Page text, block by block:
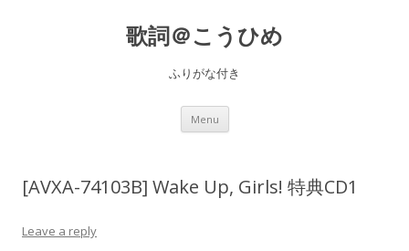
歌詞＠こうひめ
ふりがな付き
Menu Skip to content
[AVXA-74103B] Wake Up, Girls! 特典CD1
Leave a reply